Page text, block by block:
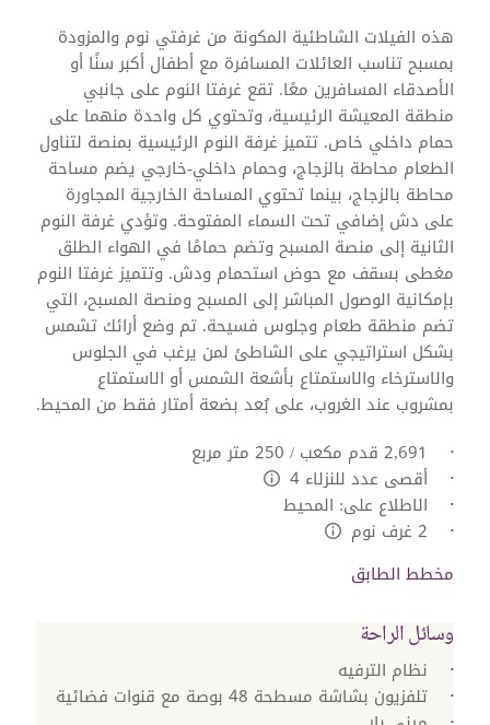
هذه الفيلات الشاطئية المكونة من غرفتي نوم والمزودة
بمسبح تناسب العائلات المسافرة مع أطفال أكبر سنًا أو
الأصدقاء المسافرين معًا. تقع غرفتا النوم على جانبي
منطقة المعيشة الرئيسية، وتحتوي كل واحدة منهما على
حمام داخلي خاص. تتميز غرفة النوم الرئيسية بمنصة لتناول
الطعام محاطة بالزجاج، وحمام داخلي-خارجي يضم مساحة
محاطة بالزجاج، بينما تحتوي المساحة الخارجية المجاورة
على دش إضافي تحت السماء المفتوحة. وتؤدي غرفة النوم
الثانية إلى منصة المسبح وتضم حمامًا في الهواء الطلق
مغطى بسقف مع حوض استحمام ودش. وتتميز غرفتا النوم
بإمكانية الوصول المباشر إلى المسبح ومنصة المسبح، التي
تضم منطقة طعام وجلوس فسيحة. تم وضع أرائك تشمس
بشكل استراتيجي على الشاطئ لمن يرغب في الجلوس
والاسترخاء والاستمتاع بأشعة الشمس أو الاستمتاع
بمشروب عند الغروب، على بُعد بضعة أمتار فقط من المحيط.
2,691 قدم مكعب / 250 متر مربع
أقصى عدد للنزلاء 4
الاطلاع على: المحيط
2 غرف نوم
مخطط الطابق
وسائل الراحة
نظام الترفيه
تلفزيون بشاشة مسطحة 48 بوصة مع قنوات فضائية